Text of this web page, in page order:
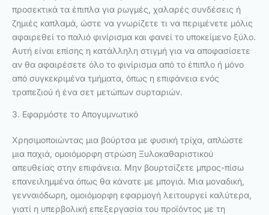
προσεκτικά τα έπιπλα για ρωγμές, χαλαρές συνδέσεις ή
ζημιές καπλαμά, ώστε να γνωρίζετε τι να περιμένετε μόλις
αφαιρεθεί το παλιό φινίρισμα και φανεί το υποκείμενο ξύλο.
Αυτή είναι επίσης η κατάλληλη στιγμή για να αποφασίσετε
αν θα αφαιρέσετε όλο το φινίρισμα από το έπιπλο ή μόνο
από συγκεκριμένα τμήματα, όπως η επιφάνεια ενός
τραπεζιού ή ένα σετ μετώπων συρταριών.
3. Εφαρμόστε το Απογυμνωτικό
Χρησιμοποιώντας μια βούρτσα με φυσική τρίχα, απλώστε
μια παχιά, ομοιόμορφη στρώση Ξυλοκαθαριστικού
απευθείας στην επιφάνεια. Μην βουρτσίζετε μπρος-πίσω
επανειλημμένα όπως θα κάνατε με μπογιά. Μια μοναδική,
γενναιόδωρη, ομοιόμορφη εφαρμογή λειτουργεί καλύτερα,
γιατί η υπερβολική επεξεργασία του προϊόντος με τη